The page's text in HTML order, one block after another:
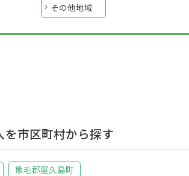
その他地域
市区町村から探す
熊毛郡屋久島町